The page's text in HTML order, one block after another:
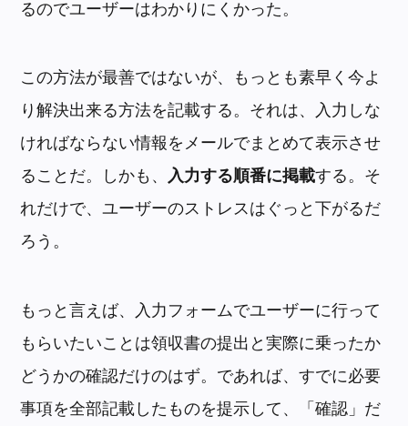
るのでユーザーはわかりにくかった。
この方法が最善ではないが、もっとも素早く今よ
り解決出来る方法を記載する。それは、入力しな
ければならない情報をメールでまとめて表示させ
ることだ。しかも、 入力する順番に掲載する。そ
れだけで、ユーザーのストレスはぐっと下がるだ
ろう。
もっと言えば、入力フォームでユーザーに行って
もらいたいことは領収書の提出と実際に乗ったか
どうかの確認だけのはず。であれば、すでに必要
事項を全部記載したものを提示して、「確認」だ